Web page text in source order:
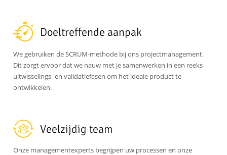
Doeltreffende aanpak
We gebruiken de SCRUM-methode bij ons projectmanagement.
Dit zorgt ervoor dat we nauw met je samenwerken in een reeks
uitwisselings- en validatiefasen om het ideale product te
ontwikkelen.
Veelzijdig team
Onze managementexperts begrijpen uw processen en onze